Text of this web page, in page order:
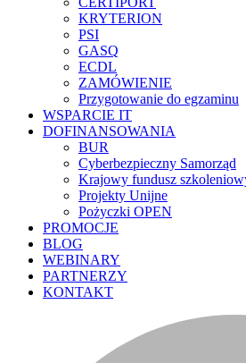
KRYTERION
PSI
GASQ
ECDL
ZAMÓWIENIE
Przygotowanie do egzaminu
WSPARCIE IT
DOFINANSOWANIA
BUR
Cyberbezpieczny Samorząd
Krajowy fundusz
Projekty Unijne
Pożyczki OPEN
PROMOCJE
BLOG
WEBINARY
PARTNERZY
KONTAKT